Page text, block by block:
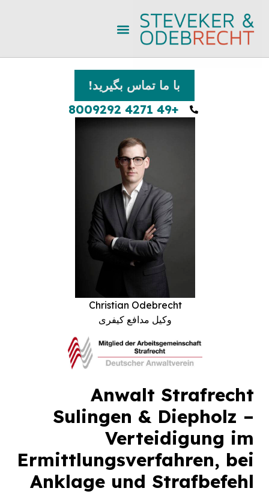
با ما تماس بگیرید!
+49 4271 8009292
Christian Odebrecht
وکیل مدافع کیفری
Anwalt Strafrecht
Sulingen & Diepholz –
Verteidigung im
Ermittlungsverfahren, bei
Anklage und Strafbefehl